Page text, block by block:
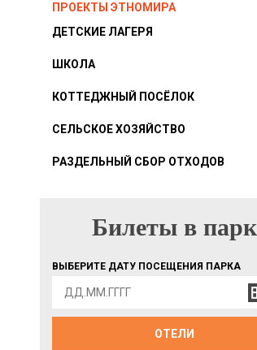
ПРОЕКТЫ ЭТНОМИРА
ДЕТСКИЕ ЛАГЕРЯ
ШКОЛА
КОТТЕДЖНЫЙ ПОСЁЛОК
СЕЛЬСКОЕ ХОЗЯЙСТВО
РАЗДЕЛЬНЫЙ СБОР ОТХОДОВ
БИЛЕТЫ В ПАРК
Билеты в парк
ВЫБЕРИТЕ ДАТУ ПОСЕЩЕНИЯ ПАРКА
ОТЕЛИ